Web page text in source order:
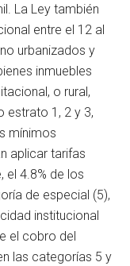
La Ley también
entre el 12 al
urbanizados y
inmuebles
o rural,
estrato 1, 2 y 3,
mínimos
aplicar tarifas
el 4.8% de los
de especial (5),
institucional
el cobro del
las categorías 5 y